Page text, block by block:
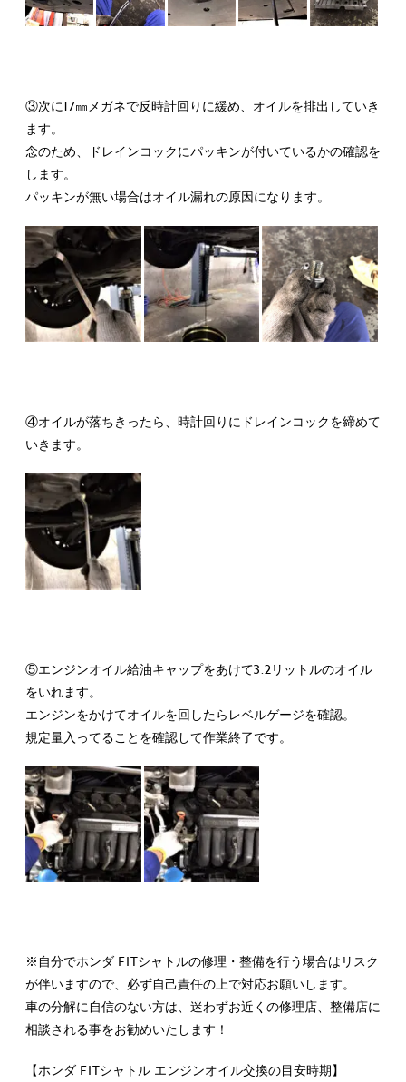
③次に17㎜メガネで反時計回りに緩め、オイルを排出していき
ます。
念のため、ドレインコックにパッキンが付いているかの確認を
します。
パッキンが無い場合はオイル漏れの原因になります。
④オイルが落ちきったら、時計回りにドレインコックを締めて
いきます。
⑤エンジンオイル給油キャップをあけて3.2リットルのオイル
をいれます。
エンジンをかけてオイルを回したらレベルゲージを確認。
規定量入ってることを確認して作業終了です。
※自分でホンダ FITシャトルの修理・整備を行う場合はリスク
が伴いますので、必ず自己責任の上で対応お願いします。
車の分解に自信のない方は、迷わずお近くの修理店、整備店に
相談される事をお勧めいたします！
【ホンダ FITシャトル エンジンオイル交換の目安時期】